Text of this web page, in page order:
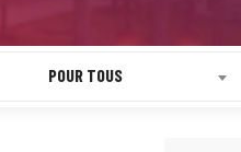
POUR TOUS